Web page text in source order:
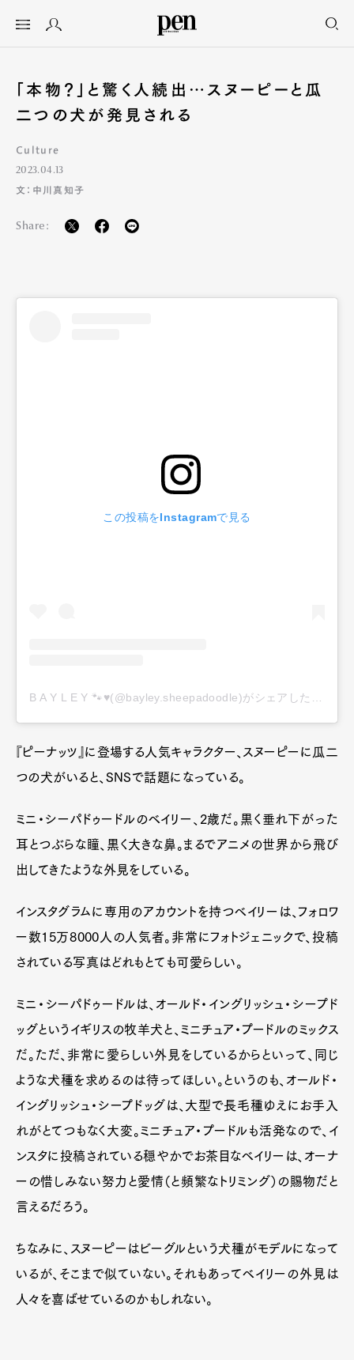
「本物？」と驚く人続出…スヌーピーと瓜
二つの犬が発見される
Culture
2023.04.13
文：中川真知子
Share:
この投稿をInstagramで見る
『ピーナッツ』に登場する人気キャラクター、スヌーピーに瓜二
つの犬がいると、SNSで話題になっている。
ミニ・シーパドゥードルのベイリー、2歳だ。黒く垂れ下がった
耳とつぶらな瞳、黒く大きな鼻。まるでアニメの世界から飛び
出してきたような外見をしている。
インスタグラムに専用のアカウントを持つベイリーは、フォロワ
ー数15万8000人の人気者。非常にフォトジェニックで、投稿
されている写真はどれもとても可愛らしい。
ミニ・シーパドゥードルは、オールド・イングリッシュ・シープド
ッグというイギリスの牧羊犬と、ミニチュア・プードルのミックス
だ。ただ、非常に愛らしい外見をしているからといって、同じ
ような犬種を求めるのは待ってほしい。というのも、オールド・
イングリッシュ・シープドッグは、大型で長毛種ゆえにお手入
れがとてつもなく大変。ミニチュア・プードルも活発なので、イ
ンスタに投稿されている穏やかでお茶目なベイリーは、オーナ
ーの惜しみない努力と愛情（と頻繁なトリミング）の賜物だと
言えるだろう。
ちなみに、スヌーピーはビーグルという犬種がモデルになって
いるが、そこまで似ていない。それもあってベイリーの外見は
人々を喜ばせているのかもしれない。